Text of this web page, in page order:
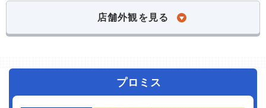
店舗外観を見る
プロミス